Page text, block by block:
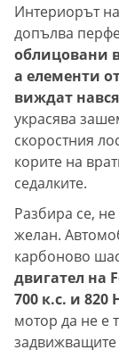
Интериорът
допълва
облицовани
а елементи
виждат
украсява
скоростния
корите на
седалките.
Разбира се,
желан.
карбоново
двигател на
700 к.с. и
мотор да не е
задвижващите